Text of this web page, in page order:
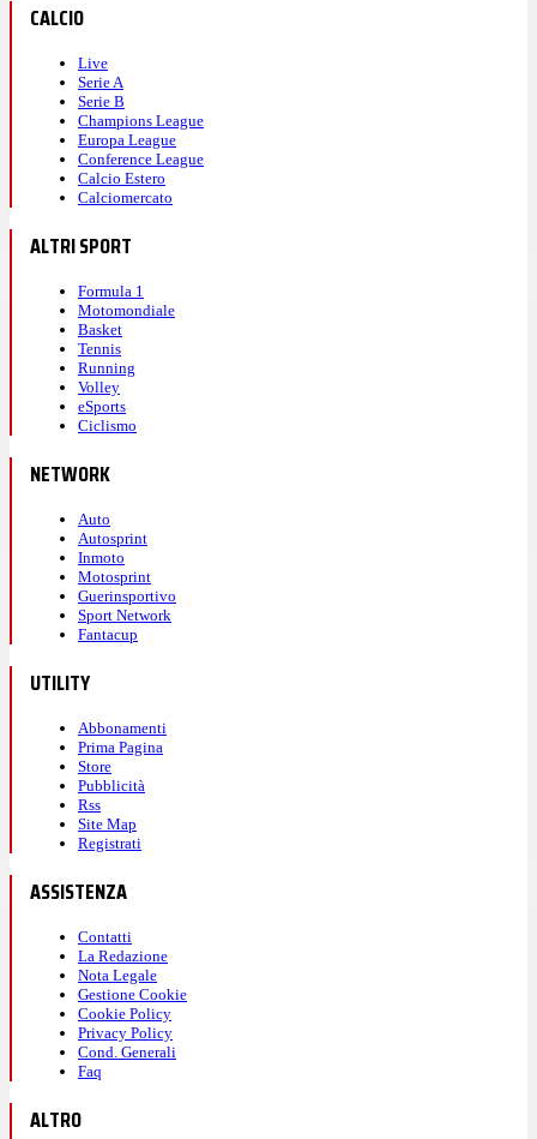
CALCIO
Live
Serie A
Serie B
Champions League
Europa League
Conference League
Calcio Estero
Calciomercato
ALTRI SPORT
Formula 1
Motomondiale
Basket
Tennis
Running
Volley
eSports
Ciclismo
NETWORK
Auto
Autosprint
Inmoto
Motosprint
Guerinsportivo
Sport Network
Fantacup
UTILITY
Abbonamenti
Prima Pagina
Store
Pubblicità
Rss
Site Map
Registrati
ASSISTENZA
Contatti
La Redazione
Nota Legale
Gestione Cookie
Cookie Policy
Privacy Policy
Cond. Generali
Faq
ALTRO